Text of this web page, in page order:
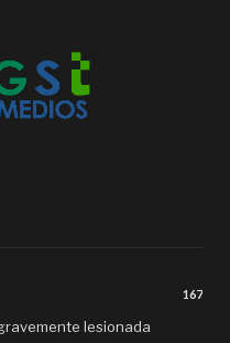
167
lesionada